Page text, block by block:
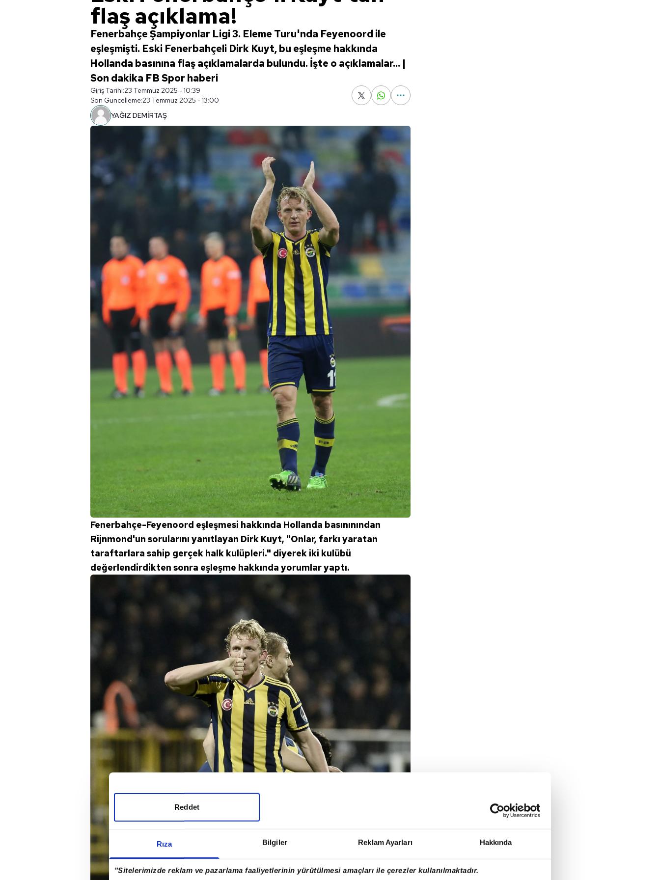
Rıza Bilgiler Reklam Ayarları Hakkında
"Sitelerimizde reklam ve pazarlama faaliyetlerinin yürütülmesi amaçları ile çerezler kullanılmaktadır.
Reddet
flaş açıklama!
Fenerbahçe Şampiyonlar Ligi 3. Eleme Turu'nda Feyenoord ile
eşleşmişti. Eski Fenerbahçeli Dirk Kuyt, bu eşleşme hakkında
Hollanda basınına flaş açıklamalarda bulundu. İşte o açıklamalar... |
Son dakika FB Spor haberi
Giriş Tarihi:23 Temmuz 2025 - 10:39
Son Güncelleme:23 Temmuz 2025 - 13:00
YAĞIZ DEMİRTAŞ
Fenerbahçe-Feyenoord eşleşmesi hakkında Hollanda basınınından
Rijnmond'un sorularını yanıtlayan Dirk Kuyt, "Onlar, farkı yaratan
taraftarlara sahip gerçek halk kulüpleri." diyerek iki kulübü
değerlendirdikten sonra eşleşme hakkında yorumlar yaptı.